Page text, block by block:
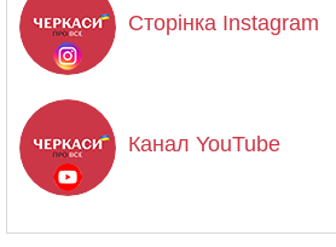
Сторінка Instagram
Канал YouTube